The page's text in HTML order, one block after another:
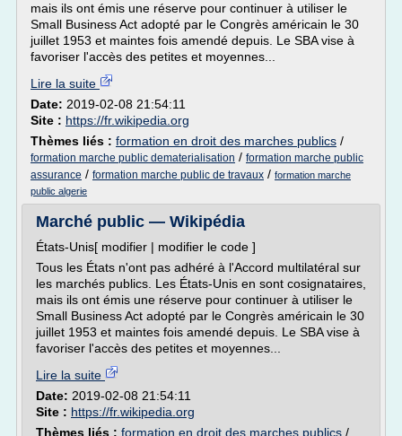
mais ils ont émis une réserve pour continuer à utiliser le
Small Business Act adopté par le Congrès américain le 30
juillet 1953 et maintes fois amendé depuis. Le SBA vise à
favoriser l'accès des petites et moyennes...
Lire la suite
Date: 2019-02-08 21:54:11
Site : https://fr.wikipedia.org
Thèmes liés : formation en droit des marches publics /
formation marche public dematerialisation / formation marche public
assurance / formation marche public de travaux / formation marche
public algerie
Marché public — Wikipédia
États-Unis[ modifier | modifier le code ]
Tous les États n'ont pas adhéré à l'Accord multilatéral sur
les marchés publics. Les États-Unis en sont cosignataires,
mais ils ont émis une réserve pour continuer à utiliser le
Small Business Act adopté par le Congrès américain le 30
juillet 1953 et maintes fois amendé depuis. Le SBA vise à
favoriser l'accès des petites et moyennes...
Lire la suite
Date: 2019-02-08 21:54:11
Site : https://fr.wikipedia.org
Thèmes liés : formation en droit des marches publics /